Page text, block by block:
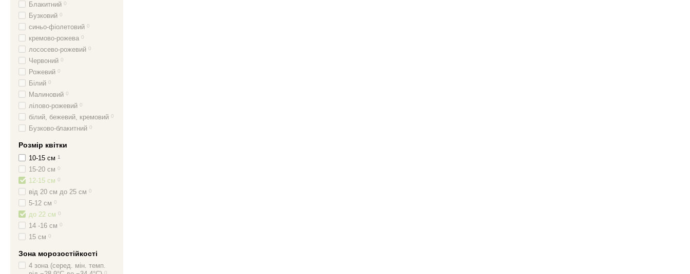
Блакитний 0
Бузковий 0
синьо-фіолетовий 0
кремово-рожева 0
лососево-рожевий 0
Червоний 0
Рожевий 0
Білий 0
Малиновий 0
лілово-рожевий 0
білий, бежевий, кремовий 0
Бузково-блакитний 0
Розмір квітки
10-15 см 1
15-20 см 0
12-15 см 0
від 20 см до 25 см 0
5-12 см 0
до 22 см 0
14 -16 см 0
15 см 0
Зона морозостійкості
4 зона (серед. мін. темп.
0